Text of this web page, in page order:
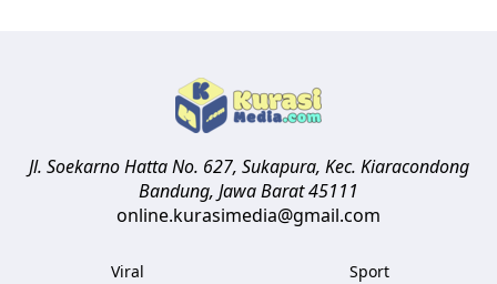
Jl. Soekarno Hatta No. 627, Sukapura, Kec. Kiaracondong
Bandung, Jawa Barat45111
online.kurasimedia@gmail.com
Viral
Sport